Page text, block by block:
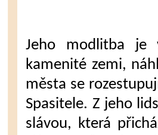
Jeho modlitba je
kamenité zemi,
města se
Spasitele. Z jeho
slávou, která